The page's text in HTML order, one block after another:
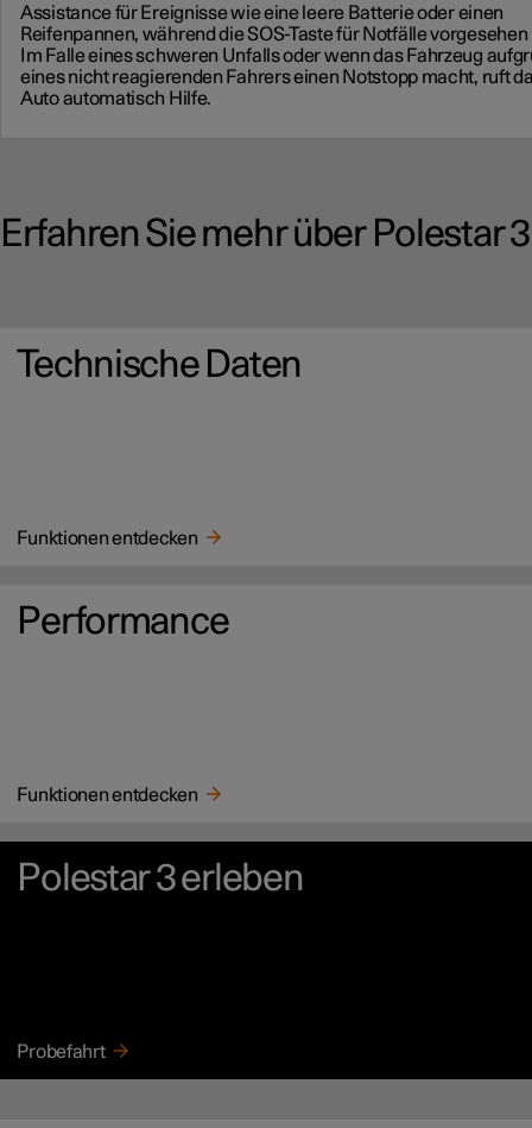
Assistance für Ereignisse wie eine leere Batterie oder einen
Reifenpannen, während die SOS-Taste für Notfälle vorgesehen
Im Falle eines schweren Unfalls oder wenn das Fahrzeug
eines nicht reagierenden Fahrers einen Notstopp macht, ruft
Auto automatisch Hilfe.
Erfahren Sie mehr über Polestar 3
Technische Daten
Funktionen entdecken
Performance
Funktionen entdecken
Polestar 3 erleben
Probefahrt